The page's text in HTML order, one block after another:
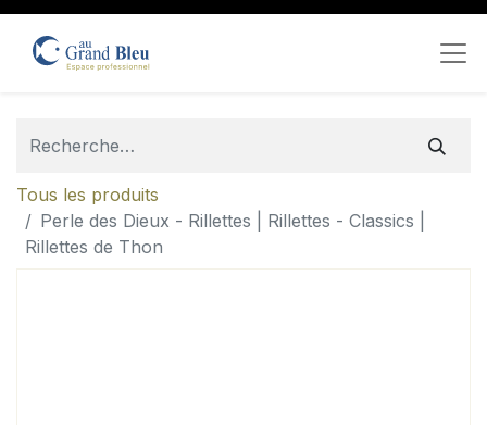
Tous les produits
Perle des Dieux - Rillettes | Rillettes - Classics |
Rillettes de Thon